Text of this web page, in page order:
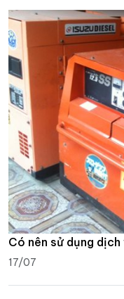
Có nên sử dụng
17/07